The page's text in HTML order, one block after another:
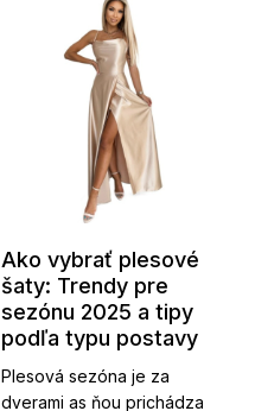
Ako vybrať plesové
šaty: Trendy pre
sezónu 2025 a tipy
podľa typu postavy
Plesová sezóna je za
dverami as ňou prichádza